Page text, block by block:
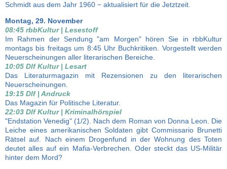
Schmidt aus dem Jahr 1960 − aktualisiert für die Jetztzeit.
Montag, 29. November
08:45 rbbKultur | Lesestoff
Im Rahmen der Sendung "am Morgen" hören Sie in rbbKultur
montags bis freitags um 8:45 Uhr Buchkritiken. Vorgestellt werden
Neuerscheinungen aller literarischen Bereiche.
10:05 Dlf Kultur | Lesart
Das Literaturmagazin mit Rezensionen zu den literarischen
Neuerscheinungen.
19:15 Dlf | Andruck
Das Magazin für Politische Literatur.
22:03 Dlf Kultur | Kriminalhörspiel
"Endstation Venedig" (1/2). Nach dem Roman von Donna Leon. Die
Leiche eines amerikanischen Soldaten gibt Commissario Brunetti
Rätsel auf. Nach einem Drogenfund in der Wohnung des Toten
deutet alles auf ein Mafia-Verbrechen. Oder steckt das US-Militär
hinter dem Mord?